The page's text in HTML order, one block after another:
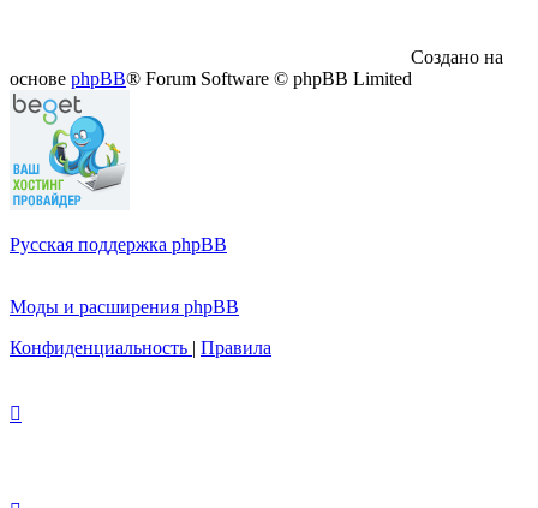
Создано на
основе phpBB® Forum Software © phpBB Limited
Русская поддержка phpBB
Моды и расширения phpBB
Конфиденциальность | Правила